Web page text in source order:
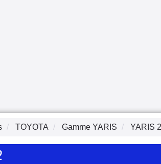
TOYOTA Gamme YARIS YARIS 2